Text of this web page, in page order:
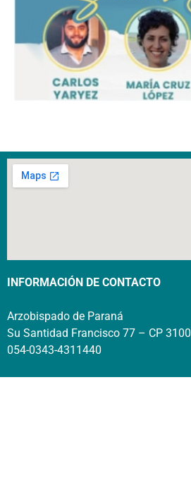
INFORMACIÓN DE CONTACTO
Arzobispado de Paraná
Su Santidad Francisco 77 – CP 3100
054-0343-4311440